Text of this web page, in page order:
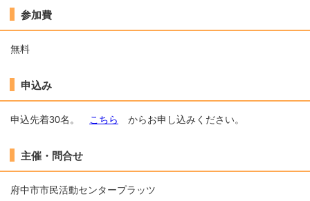
参加費
無料
申込み
申込先着30名。 こちら からお申し込みください。
主催・問合せ
府中市市民活動センタープラッツ